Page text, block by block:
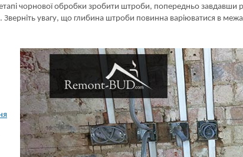
чорнової обробки зробити штроби, попередньо завдавши
увагу, що глибина штроби повинна варіюватися в